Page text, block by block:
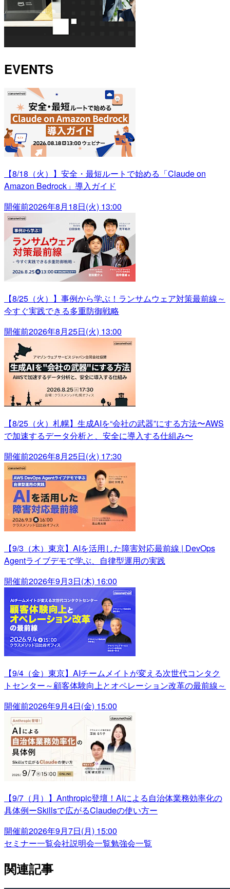
EVENTS
【8/18（火）】安全・最短ルートで始める「Claude on
Amazon Bedrock」導入ガイド
開催前2026年8月18日(火) 13:00
【8/25（火）】事例から学ぶ！ランサムウェア対策最前線～
今すぐ実践できる多重防御戦略
開催前2026年8月25日(火) 13:00
【8/25（火）札幌】生成AIを“会社の武器”にする方法〜AWS
で加速するデータ分析と、安全に導入する仕組み〜
開催前2026年8月25日(火) 17:30
【9/3（木）東京】AIを活用した障害対応最前線 | DevOps
Agentライブデモで学ぶ、自律型運用の実践
開催前2026年9月3日(木) 16:00
【9/4（金）東京】AIチームメイトが変える次世代コンタク
トセンター～顧客体験向上とオペレーション改革の最前線～
開催前2026年9月4日(金) 15:00
【9/7（月）】Anthropic登壇！AIによる自治体業務効率化の
具体例ーSkillsで広がるClaudeの使い方ー
開催前2026年9月7日(月) 15:00
セミナー一覧会社説明会一覧勉強会一覧
関連記事